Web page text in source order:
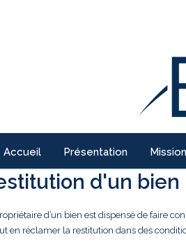
Accueil Présentation
d'un bien
d’un bien est dispensé de faire
en réclamer la restitution dans des